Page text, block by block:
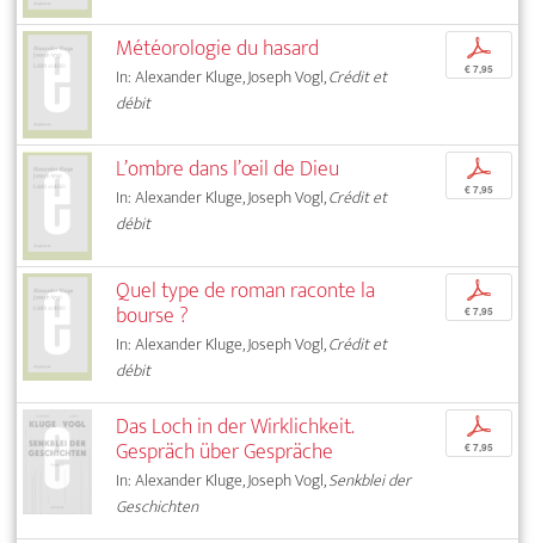
Météorologie du hasard
In: Alexander Kluge, Joseph Vogl,Crédit et
débit
p
€ 7,95
L’ombre dans l’œil de Dieu
In: Alexander Kluge, Joseph Vogl,Crédit et
débit
p
€ 7,95
Quel type de roman raconte la
bourse ?
In: Alexander Kluge, Joseph Vogl,Crédit et
débit
p
€ 7,95
Das Loch in der Wirklichkeit.
Gespräch über Gespräche
In: Alexander Kluge, Joseph Vogl,Senkblei der
Geschichten
p
€ 7,95